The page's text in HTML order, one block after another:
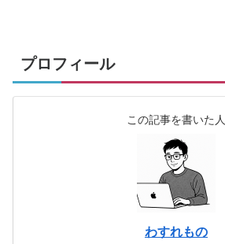
プロフィール
この記事を書いた人
わすれもの